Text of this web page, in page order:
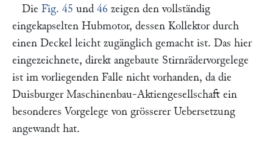
Die Fig. 45 und 46 zeigen den vollständig
eingekapselten Hubmotor, dessen Kollektor durch
einen Deckel leicht zugänglich gemacht ist. Das hier
eingezeichnete, direkt angebaute Stirnrädervorgelege
ist im vorliegenden Falle nicht vorhanden, da die
Duisburger Maschinenbau-Aktiengesellschaft ein
besonderes Vorgelege von grösserer Uebersetzung
angewandt hat.